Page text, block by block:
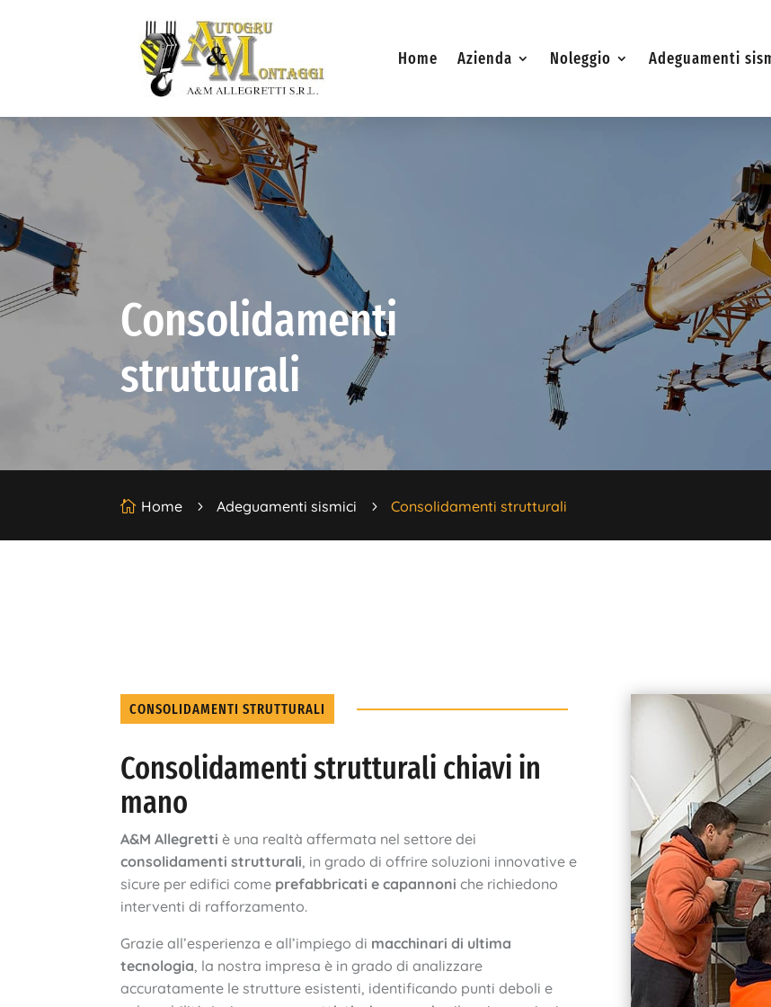
Home Azienda Noleggio Adeguamenti
Consolidamenti
strutturali
 Home 5 Adeguamenti sismici 5 Consolidamenti strutturali
CONSOLIDAMENTI STRUTTURALI
Consolidamenti strutturali chiavi in
mano
A&M Allegretti è una realtà affermata nel settore dei
consolidamenti strutturali, in grado di offrire soluzioni innovative e
sicure per edifici come prefabbricati e capannoni che richiedono
interventi di rafforzamento.
Grazie all’esperienza e all’impiego di macchinari di ultima
tecnologia, la nostra impresa è in grado di analizzare
accuratamente le strutture esistenti, identificando punti deboli e